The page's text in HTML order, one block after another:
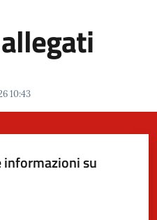
10:43
informazioni su